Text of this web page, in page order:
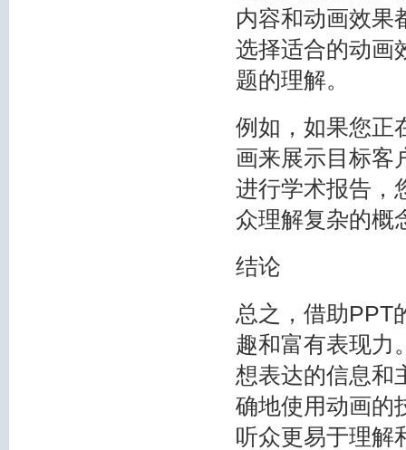
内容和动画效果
选择适合的动画
题的理解。
例如，如果您正
画来展示目标客
进行学术报告，
众理解复杂的概
结论
总之，借助PPT
趣和富有表现力
想表达的信息和
确地使用动画的
听众更易于理解